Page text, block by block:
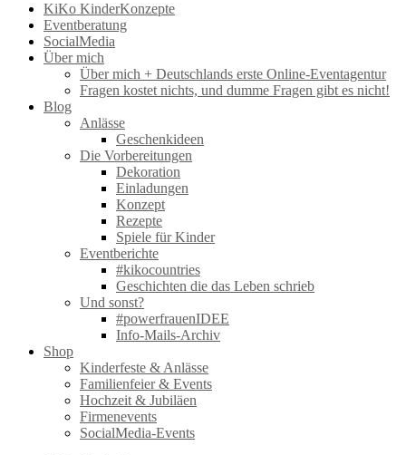
KiKo KinderKonzepte
Eventberatung
SocialMedia
Über mich
Über mich + Deutschlands erste Online-Eventagentur
Fragen kostet nichts, und dumme Fragen gibt es nicht!
Blog
Anlässe
Geschenkideen
Die Vorbereitungen
Dekoration
Einladungen
Konzept
Rezepte
Spiele für Kinder
Eventberichte
#kikocountries
Geschichten die das Leben schrieb
Und sonst?
#powerfrauenIDEE
Info-Mails-Archiv
Shop
Kinderfeste & Anlässe
Familienfeier & Events
Hochzeit & Jubiläen
Firmenevents
SocialMedia-Events